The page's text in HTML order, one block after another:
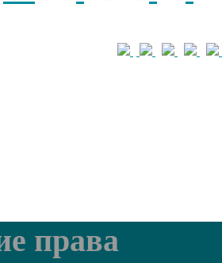
права